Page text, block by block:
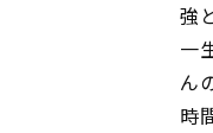
強
一
ん
時